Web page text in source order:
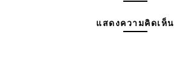
แสดงความคิดเห็น